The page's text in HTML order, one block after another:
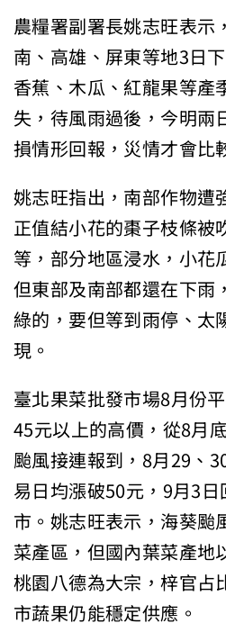
農糧署副署長姚志旺表
南、高雄、屏東等地3日
香蕉、木瓜、紅龍果等
失，待風雨過後，今明
損情形回報，災情才會比
姚志旺指出，南部作物
正值結小花的棗子枝條
等，部分地區浸水，小花
但東部及南部都還在下
綠的，要但等到雨停、
現。
臺北果菜批發市場8月份
45元以上的高價，從8月
颱風接連報到，8月29、
易日均漲破50元，9月3
市。姚志旺表示，海葵
菜產區，但國內葉菜產
桃園八德為大宗，梓官
市蔬果仍能穩定供應。